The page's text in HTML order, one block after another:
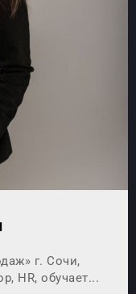
г. Сочи,
HR, обучает...